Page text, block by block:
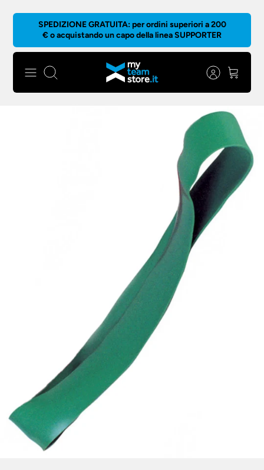
Salta
contenuto
SPEDIZIONE GRATUITA: per ordini superiori a 200
€ o acquistando un capo della linea SUPPORTER
Cerca